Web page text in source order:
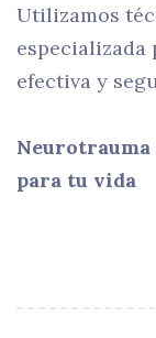
Utilizamos
efectiva y
para tu vida